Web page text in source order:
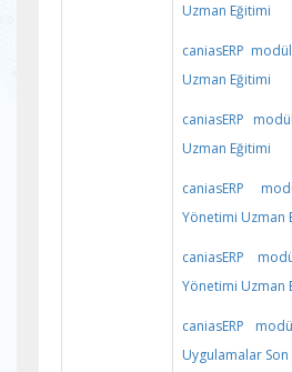
Uzman Eğitimi
caniasERP
Uzman Eğitimi
caniasERP
Uzman Eğitimi
caniasERP
Yönetimi Uzman
caniasERP
Yönetimi Uzman
caniasERP
Uygulamalar Son